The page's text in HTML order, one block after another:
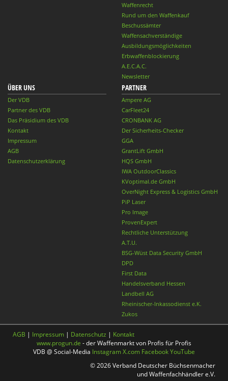
Waffenrecht
Rund um den Waffenkauf
Beschussämter
Waffensachverständige
Ausbildungsmöglichkeiten
Erbwaffenblockierung
A.E.C.A.C.
Newsletter
ÜBER UNS
Der VDB
Partner des VDB
Das Präsidium des VDB
Kontakt
Impressum
AGB
Datenschutzerklärung
PARTNER
Ampere AG
CarFleet24
CRONBANK AG
Der Sicherheits-Checker
GGA
GrantLift GmbH
HQS GmbH
IWA OutdoorClassics
KVoptimal.de GmbH
OverNight Express & Logistics GmbH
PiP Laser
Pro Image
ProvenExpert
Rechtliche Unterstützung
A.T.U.
BSG-Wüst Data Security GmbH
DPD
First Data
Handelsverband Hessen
Landbell AG
Rheinischer-Inkassodienst e.K.
Zukos
AGB | Impressum | Datenschutz | Kontakt
www.progun.de - der Waffenmarkt von Profis für Profis
VDB @ Social-Media InstagramX.com FacebookYouTube
© 2026 Verband Deutscher Büchsenmacher
und Waffenfachhändler e.V.